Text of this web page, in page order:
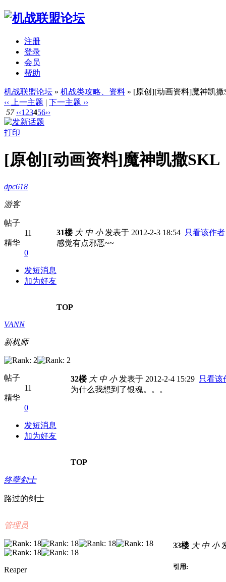
注册
登录
会员
帮助
机战联盟论坛 » 机战类攻略、资料 » [原创][动画资料]魔神凯撒
‹‹ 上一主题 | 下一主题 ››
57 ‹‹1 23456››
打印
[原创][动画资料]魔神凯撒SKL
dpc618
游客
帖子
11
精华
0
发短消息
加为好友
31楼 大 中 小发表于 2012-2-3 18:54 只看该作者
感觉有点邪恶~~
TOP
VANN
新机师
帖子
11
精华
0
发短消息
加为好友
32楼 大 中 小发表于 2012-2-4 15:29 只看该
为什么我想到了银魂。。。
TOP
终孽剑士
路过的剑士
管理员
Reaper
33楼 大 中 小
引用: